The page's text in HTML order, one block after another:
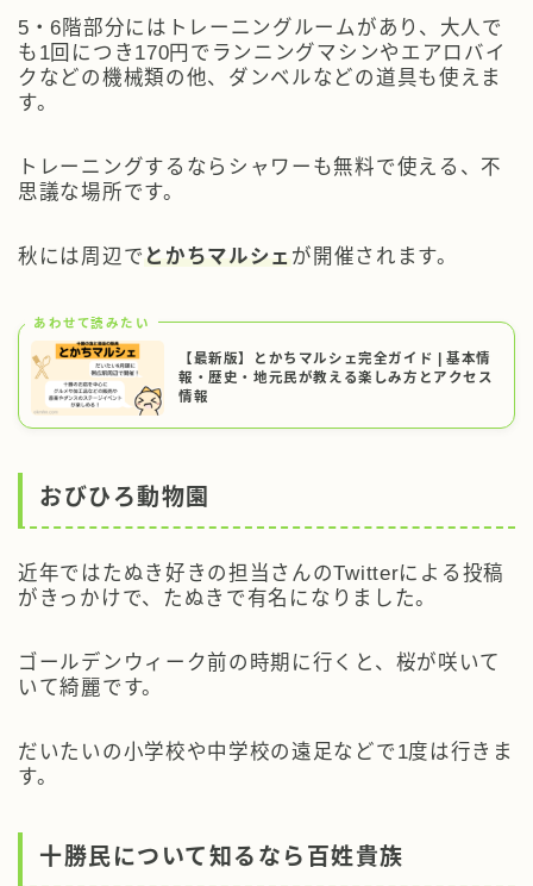
5・6階部分にはトレーニングルームがあり、大人で
も1回につき170円でランニングマシンやエアロバイ
クなどの機械類の他、ダンベルなどの道具も使えま
す。
トレーニングするならシャワーも無料で使える、不
思議な場所です。
秋には周辺で とかちマルシェ が開催されます。
あわせて読みたい
【最新版】とかちマルシェ完全ガイド | 基本情
報・歴史・地元民が教える楽しみ方とアクセス
情報
おびひろ動物園
近年ではたぬき好きの担当さんのTwitterによる投稿
がきっかけで、 たぬきで有名 になりました。
ゴールデンウィーク前の時期に行くと、桜が咲いて
いて綺麗です。
だいたいの小学校や中学校の遠足などで1度は行きま
す。
十勝民について知るなら百姓貴族